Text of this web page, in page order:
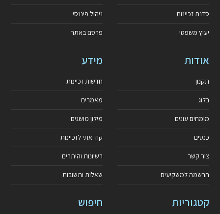
סדנת זכיינות
יעוץ משפטי
ניהול פיננסי
פרסם באתר
אודות
תקנון
בלוג
מומחים עונים
כנסים
צור קשר
הרשמה למשקיעים
מידע
חדשות זכיינות
מאמרים
מילון מושגים
קוד אתי לזכיינות
רשיונות והיתרים
שאלות ותשובות
קטגוריות חיפוש